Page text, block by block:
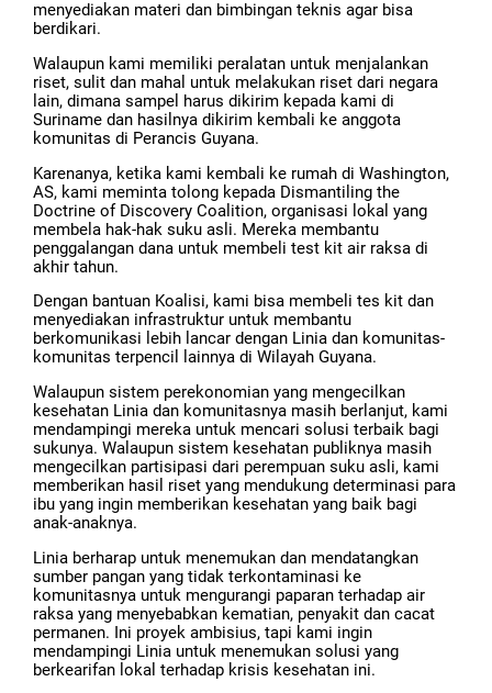
menyediakan materi dan bimbingan teknis agar bisa
berdikari.
Walaupun kami memiliki peralatan untuk menjalankan
riset, sulit dan mahal untuk melakukan riset dari negara
lain, dimana sampel harus dikirim kepada kami di
Suriname dan hasilnya dikirim kembali ke anggota
komunitas di Perancis Guyana.
Karenanya, ketika kami kembali ke rumah di Washington,
AS, kami meminta tolong kepada Dismantiling the
Doctrine of Discovery Coalition, organisasi lokal yang
membela hak-hak suku asli. Mereka membantu
penggalangan dana untuk membeli test kit air raksa di
akhir tahun.
Dengan bantuan Koalisi, kami bisa membeli tes kit dan
menyediakan infrastruktur untuk membantu
berkomunikasi lebih lancar dengan Linia dan komunitas-
komunitas terpencil lainnya di Wilayah Guyana.
Walaupun sistem perekonomian yang mengecilkan
kesehatan Linia dan komunitasnya masih berlanjut, kami
mendampingi mereka untuk mencari solusi terbaik bagi
sukunya. Walaupun sistem kesehatan publiknya masih
mengecilkan partisipasi dari perempuan suku asli, kami
memberikan hasil riset yang mendukung determinasi para
ibu yang ingin memberikan kesehatan yang baik bagi
anak-anaknya.
Linia berharap untuk menemukan dan mendatangkan
sumber pangan yang tidak terkontaminasi ke
komunitasnya untuk mengurangi paparan terhadap air
raksa yang menyebabkan kematian, penyakit dan cacat
permanen. Ini proyek ambisius, tapi kami ingin
mendampingi Linia untuk menemukan solusi yang
berkearifan lokal terhadap krisis kesehatan ini.